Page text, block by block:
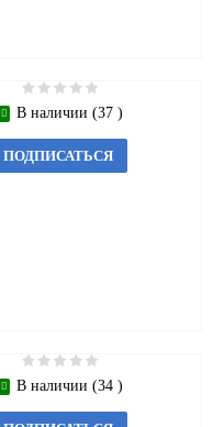
В наличии (37 )
ПОДПИСАТЬСЯ
В наличии (34 )